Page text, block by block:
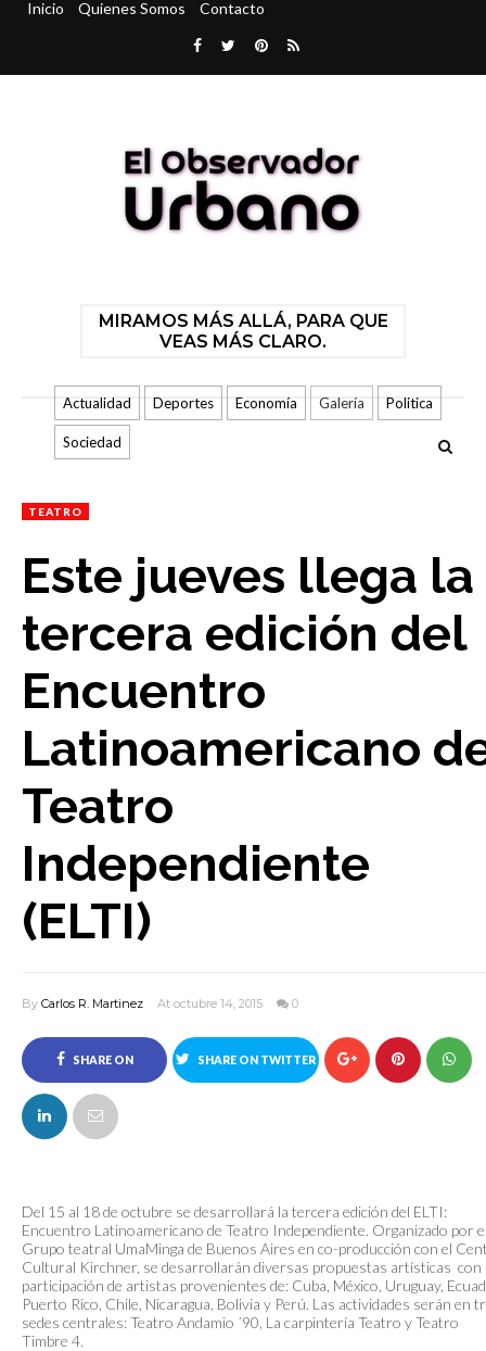
Inicio Quienes Somos Contacto
MIRAMOS MÁS ALLÁ, PARA QUE
VEAS MÁS CLARO.
Actualidad Deportes Economía Galería Politica
Sociedad
TEATRO
Este jueves llega la
tercera edición del
Encuentro
Latinoamericano
Teatro
Independiente
(ELTI)
By Carlos R. Martinez At octubre 14, 2015 0
SHARE ON
FACEBOOK
SHARE ON TWITTER
Del 15 al 18 de octubre se desarrollará la tercera edición del ELTI:
Encuentro Latinoamericano de Teatro Independiente. Organizado por
Grupo teatral UmaMinga de Buenos Aires en co-producción con el
Cultural Kirchner, se desarrollarán diversas propuestas artísticas con
participación de artistas provenientes de: Cuba, México, Uruguay,
Puerto Rico, Chile, Nicaragua, Bolivia y Perú. Las actividades serán en
sedes centrales: Teatro Andamio ´90, La carpintería Teatro y Teatro
Timbre 4.